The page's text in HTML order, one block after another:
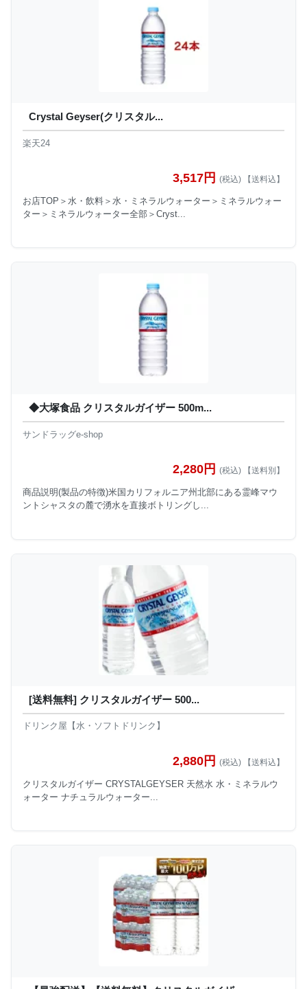
Crystal Geyser(クリスタル...
楽天24
3,517円 (税込) 【送料込】
お店TOP＞水・飲料＞水・ミネラルウォーター＞ミネラルウォー
ター＞ミネラルウォーター全部＞Cryst...
◆大塚食品 クリスタルガイザー 500m...
サンドラッグe-shop
2,280円 (税込) 【送料別】
商品説明(製品の特徴)米国カリフォルニア州北部にある霊峰マウ
ントシャスタの麓で湧水を直接ボトリングし...
[送料無料] クリスタルガイザー 500...
ドリンク屋【水・ソフトドリンク】
2,880円 (税込) 【送料込】
クリスタルガイザー CRYSTALGEYSER 天然水 水・ミネラルウ
ォーター ナチュラルウォーター...